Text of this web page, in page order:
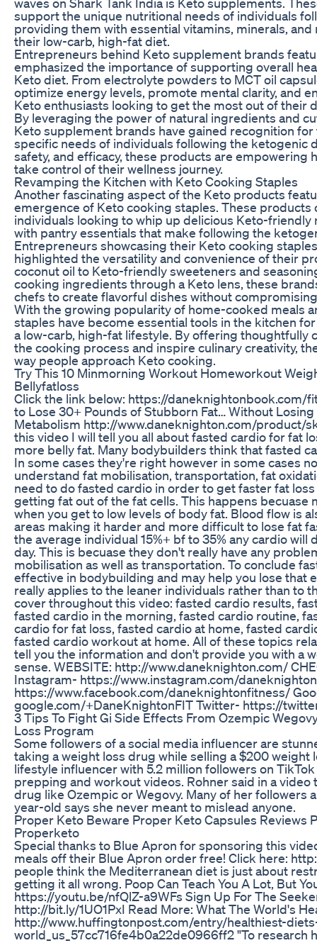
support the unique nutritional needs of individuals
providing them with essential vitamins, minerals,
their low-carb, high-fat diet.
Entrepreneurs behind Keto supplement brands
emphasized the importance of supporting overall
Keto diet. From electrolyte powders to MCT oil
optimize energy levels, promote mental clarity, and
Keto enthusiasts looking to get the most out of their
By leveraging the power of natural ingredients and
Keto supplement brands have gained recognition
specific needs of individuals following the ketogenic
safety, and efficacy, these products are empowering
take control of their wellness journey.
Revamping the Kitchen with Keto Cooking Staples
Another fascinating aspect of the Keto products
emergence of Keto cooking staples. These
individuals looking to whip up delicious Keto-
with pantry essentials that make following the
Entrepreneurs showcasing their Keto cooking
highlighted the versatility and convenience of their
coconut oil to Keto-friendly sweeteners and
cooking ingredients through a Keto lens, these
chefs to create flavorful dishes without
With the growing popularity of home-cooked meals
staples have become essential tools in the kitchen
a low-carb, high-fat lifestyle. By offering thoughtfully
the cooking process and inspire culinary creativity,
way people approach Keto cooking.
Try This 10 Minmorning Workout Homeworkout
Bellyfatloss
Click the link below: https://daneknightonbook.com/
to Lose 30+ Pounds of Stubborn Fat… Without Losing
Metabolism http://www.daneknighton.com/product/
this video I will tell you all about fasted cardio for fat
more belly fat. Many bodybuilders think that fasted
In some cases they're right however in some cases
understand fat mobilisation, transportation, fat
need to do fasted cardio in order to get faster fat
getting fat out of the fat cells. This happens becuase
when you get to low levels of body fat. Blood flow is
areas making it harder and more difficult to lose fat
the average individual 15%+ bf to 35% any cardio
day. This is becuase they don't really have any
mobilisation as well as transportation. To conclude
effective in bodybuilding and may help you lose that
really applies to the leaner individuals rather than to
cover throughout this video: fasted cardio results,
fasted cardio in the morning, fasted cardio routine,
cardio for fat loss, fasted cardio at home, fasted
fasted cardio workout at home. All of these topics
tell you the information and don't provide you with a
sense. WEBSITE: http://www.daneknighton.com/
Instagram- https://www.instagram.com/
https://www.facebook.com/daneknightonfitness/
google.com/+DaneKnightonFIT Twitter- https://
3 Tips To Fight Gi Side Effects From Ozempic
Loss Program
Some followers of a social media influencer are
taking a weight loss drug while selling a $200 weight
lifestyle influencer with 5.2 million followers on
prepping and workout videos. Rohner said in a video
drug like Ozempic or Wegovy. Many of her followers
year-old says she never meant to mislead anyone.
Proper Keto Beware Proper Keto Capsules Reviews
Properketo
Special thanks to Blue Apron for sponsoring this
meals off their Blue Apron order free! Click here:
people think the Mediterranean diet is just about
getting it all wrong. Poop Can Teach You A Lot, But
https://youtu.be/nfQlZ-a9WFs Sign Up For The
http://bit.ly/1UO1PxI Read More: What The World's
http://www.huffingtonpost.com/entry/healthiest-
world_us_57cc716fe4b0a22de0966ff2 "To research